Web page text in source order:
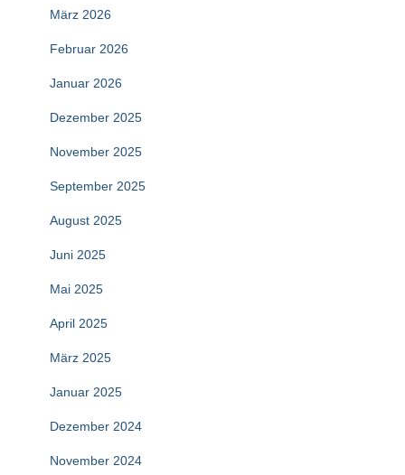
März 2026
Februar 2026
Januar 2026
Dezember 2025
November 2025
September 2025
August 2025
Juni 2025
Mai 2025
April 2025
März 2025
Januar 2025
Dezember 2024
November 2024